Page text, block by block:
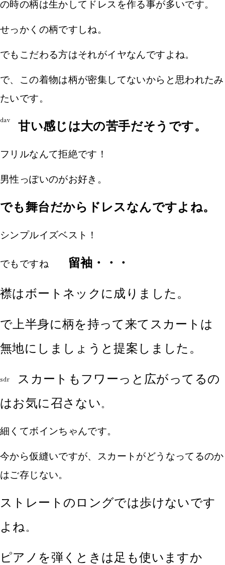
の時の柄は生かしてドレスを作る事が多いです。
せっかくの柄ですしね。
でもこだわる方はそれがイヤなんですよね。
で、この着物は柄が密集してないからと思われたみ
たいです。
dav 甘い感じは大の苦手だそうです。
フリルなんて拒絶です！
男性っぽいのがお好き。
でも舞台だからドレスなんですよね。
シンプルイズベスト！
でもですね 留袖・・・
襟はボートネックに成りました。
で上半身に柄を持って来てスカートは
無地にしましょうと提案しました。
sdr
スカートもフワーっと広がってるの
はお気に召さない。
細くてボインちゃんです。
今から仮縫いですが、スカートがどうなってるのか
はご存じない。
ストレートのロングでは歩けないです
よね 。
ピアノを弾くときは足も使いますか